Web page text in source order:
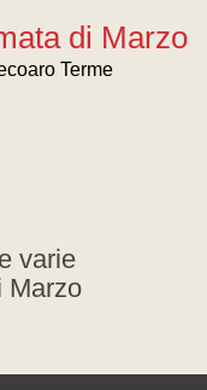
di Marzo
Terme
varie
Marzo